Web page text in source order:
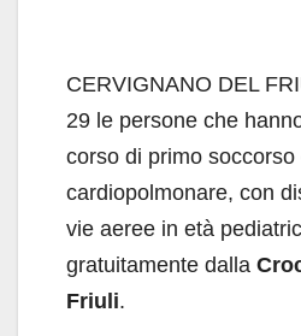
CERVIGNANO DEL
29 le persone che
corso di primo
cardiopolmonare, con
vie aeree in età
gratuitamente dalla
Friuli.